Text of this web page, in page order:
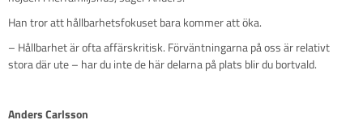
Han tror att hållbarhetsfokuset bara kommer att öka.
– Hållbarhet är ofta affärskritisk. Förväntningarna på oss är relativt
stora där ute – har du inte de här delarna på plats blir du bortvald.
Anders Carlsson